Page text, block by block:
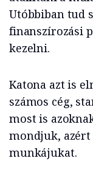
Utóbbiban tud
finanszírozási
kezelni.
Katona azt is
számos cég,
most is
mondjuk,
munkájukat.